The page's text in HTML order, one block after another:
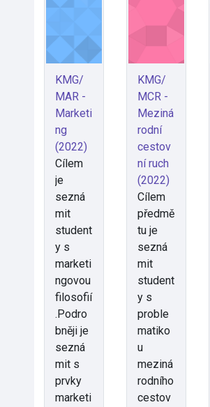
KMG/
MAR -
Marketi
ng
(2022)
Cílem
je
sezná
mit
student
y s
marketi
ngovou
filosofií
.Podro
bněji je
sezná
mit s
prvky
marketi
KMG/
MCR -
Meziná
rodní
cestov
ní ruch
(2022)
Cílem
předmě
tu je
sezná
mit
student
y s
proble
matiko
u
meziná
rodního
cestov